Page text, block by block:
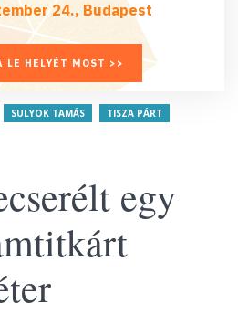
24., Budapest
LE HELYÉT MOST >>
SULYOK TAMÁS TISZA PÁRT
egy